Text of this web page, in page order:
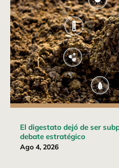
El digestato dejó de ser
debate estratégico
Ago 4, 2026